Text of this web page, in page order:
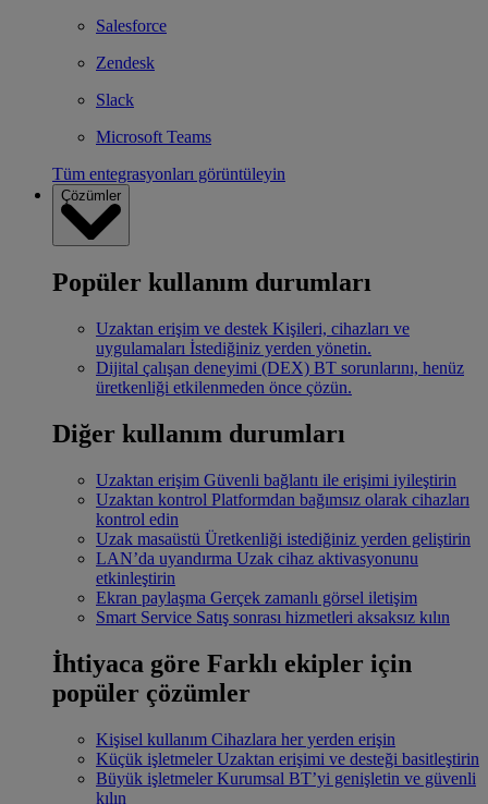
Salesforce
Zendesk
Slack
Microsoft Teams
Tüm entegrasyonları görüntüleyin
Çözümler
Popüler kullanım durumları
Uzaktan erişim ve destek Kişileri, cihazları ve
uygulamaları İstediğiniz yerden yönetin.
Dijital çalışan deneyimi (DEX) BT sorunlarını, henüz
üretkenliği etkilenmeden önce çözün.
Diğer kullanım durumları
Uzaktan erişim Güvenli bağlantı ile erişimi iyileştirin
Uzaktan kontrol Platformdan bağımsız olarak cihazları
kontrol edin
Uzak masaüstü Üretkenliği istediğiniz yerden geliştirin
LAN’da uyandırma Uzak cihaz aktivasyonunu
etkinleştirin
Ekran paylaşma Gerçek zamanlı görsel iletişim
Smart Service Satış sonrası hizmetleri aksaksız kılın
İhtiyaca göre Farklı ekipler için
popüler çözümler
Kişisel kullanım Cihazlara her yerden erişin
Küçük işletmeler Uzaktan erişimi ve desteği basitleştirin
Büyük işletmeler Kurumsal BT’yi genişletin ve güvenli
kılın